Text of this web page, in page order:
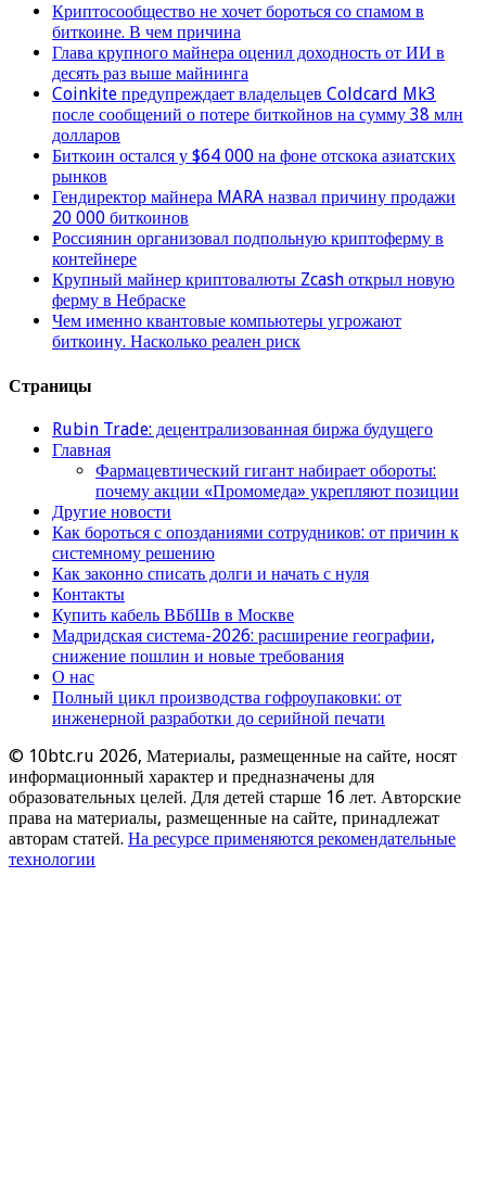
Криптосообщество не хочет бороться со спамом в
биткоине. В чем причина
Глава крупного майнера оценил доходность от ИИ в
десять раз выше майнинга
Coinkite предупреждает владельцев Coldcard Mk3
после сообщений о потере биткойнов на сумму 38 млн
долларов
Биткоин остался у $64 000 на фоне отскока азиатских
рынков
Гендиректор майнера MARA назвал причину продажи
20 000 биткоинов
Россиянин организовал подпольную криптоферму в
контейнере
Крупный майнер криптовалюты Zcash открыл новую
ферму в Небраске
Чем именно квантовые компьютеры угрожают
биткоину. Насколько реален риск
Страницы
Rubin Trade: децентрализованная биржа будущего
Главная
Фармацевтический гигант набирает обороты:
почему акции «Промомеда» укрепляют позиции
Другие новости
Как бороться с опозданиями сотрудников: от причин к
системному решению
Как законно списать долги и начать с нуля
Контакты
Купить кабель ВБбШв в Москве
Мадридская система-2026: расширение географии,
снижение пошлин и новые требования
О нас
Полный цикл производства гофроупаковки: от
инженерной разработки до серийной печати
© 10btc.ru 2026, Материалы, размещенные на сайте, носят
информационный характер и предназначены для
образовательных целей. Для детей старше 16 лет. Авторские
права на материалы, размещенные на сайте, принадлежат
авторам статей. На ресурсе применяются рекомендательные
технологии